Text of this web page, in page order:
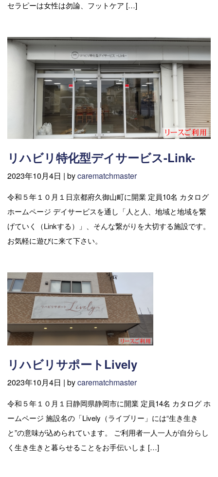
セラピーは女性は勿論、フットケア […]
リハビリ特化型デイサービス-Link-
2023年10月4日 | bycarematchmaster
令和５年１０月１日京都府久御山町に開業 定員10名 カタログ
ホームページ デイサービスを通し「人と人、地域と地域を繋
げていく（Linkする）」、そんな繋がりを大切する施設です。
お気軽に遊びに来て下さい。
リハビリサポートLively
2023年10月4日 | bycarematchmaster
令和５年１０月１日静岡県静岡市に開業 定員14名 カタログ ホ
ームページ 施設名の「Lively（ライブリー」には“生き生き
と”の意味が込められています。 ご利用者一人一人が自分らし
く生き生きと暮らせることをお手伝いしま […]